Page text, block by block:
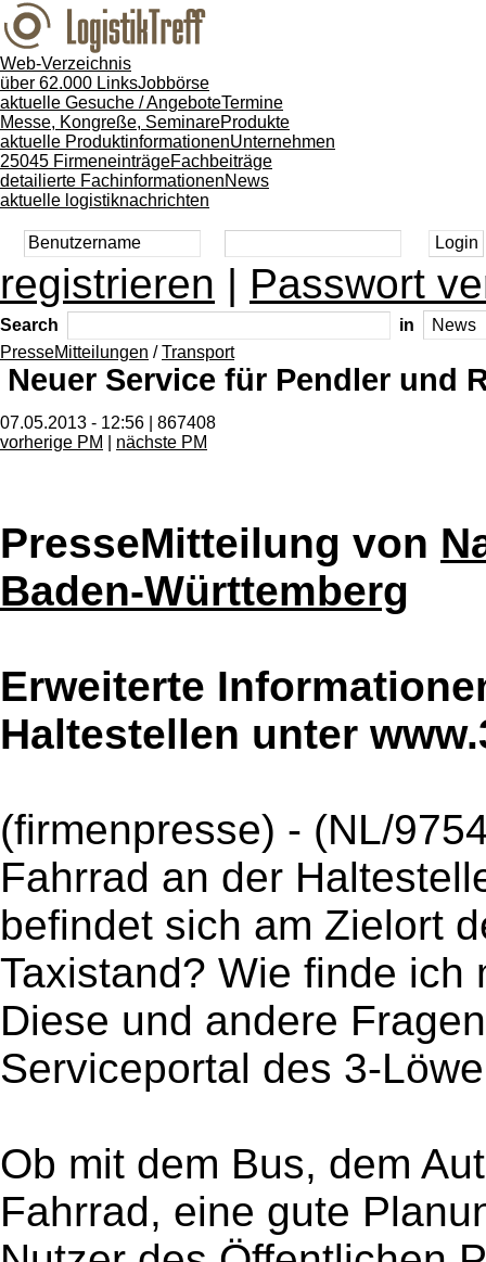
Web-Verzeichnis
über 62.000 LinksJobbörse
aktuelle Gesuche / AngeboteTermine
Messe, Kongreße, SeminareProdukte
aktuelle ProduktinformationenUnternehmen
25045 FirmeneinträgeFachbeiträge
detailierte FachinformationenNews
aktuelle logistiknachrichten
registrieren | Passwort
Search
in
PresseMitteilungen /Transport
Neuer Service für Pendler und
07.05.2013 - 12:56 | 867408
vorherige PM
nächste PM
PresseMitteilung von
Baden-Württemberg
Erweiterte
Haltestellen unter
(firmenpresse) - (NL/
Fahrrad an der
befindet sich am Zielort
Taxistand? Wie finde ich
Diese und andere
Serviceportal des 3-
Ob mit dem Bus, dem
Fahrrad, eine gute